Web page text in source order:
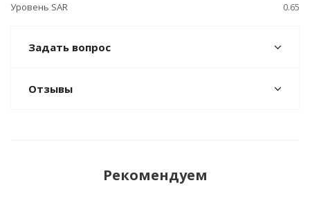
Уровень SAR 0.65
Задать вопрос
Отзывы
Рекомендуем